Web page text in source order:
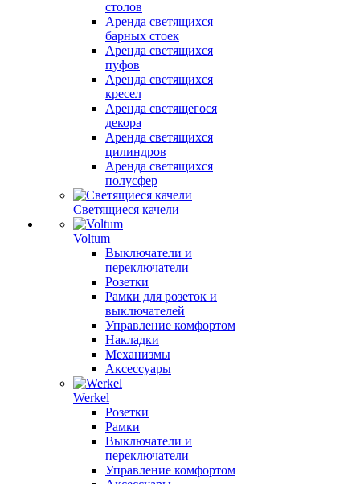
столов
Аренда светящихся
барных стоек
Аренда светящихся
пуфов
Аренда светящихся
кресел
Аренда светящегося
декора
Аренда светящихся
цилиндров
Аренда светящихся
полусфер
Светящиеся качели
Voltum
Выключатели и
переключатели
Розетки
Рамки для розеток и
выключателей
Управление комфортом
Накладки
Механизмы
Аксессуары
Werkel
Розетки
Рамки
Выключатели и
переключатели
Управление комфортом